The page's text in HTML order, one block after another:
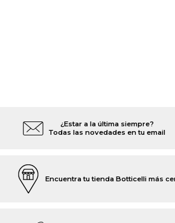
¿Estar a la última siempre?
Todas las novedades en tu email
Encuentra tu tienda Botticelli más